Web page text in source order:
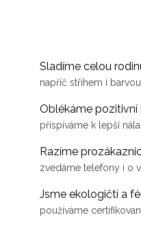
Sladíme celou
napříč střihem i barvou
Oblékáme pozitivní
přispíváme k lepší
Razíme
zvedáme telefony i o
Jsme ekologičtí a
používáme